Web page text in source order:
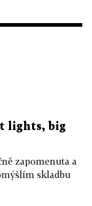
lights, big
zapomenuta a
skladbu